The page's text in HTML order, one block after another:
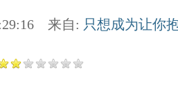
来自: 只想成为让你